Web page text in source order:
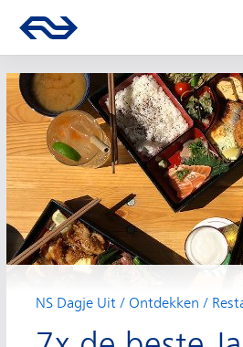
Hoofdnavigatie
Ga naar de homepage van ns.nl
NS Dagje Uit Ontdekken